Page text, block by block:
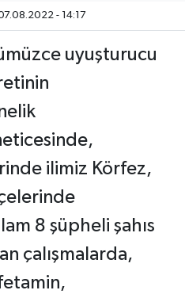
- 14:17
uyuşturucu
ilimiz Körfez,
8 şüpheli şahıs
çalışmalarda,